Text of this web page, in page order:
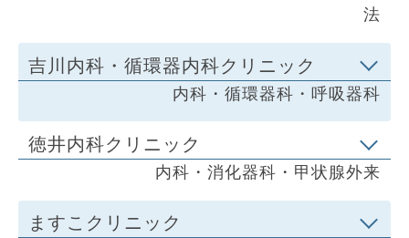
法
吉川内科・循環器内科クリニック
内科・循環器科・呼吸器科
徳井内科クリニック
内科・消化器科・甲状腺外来
ますこクリニック